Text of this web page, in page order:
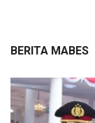
BERITA MABES